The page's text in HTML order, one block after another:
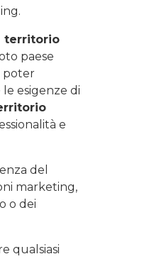
territorio
paese
poter
esigenze di
e
del
marketing,
o dei
qualsiasi